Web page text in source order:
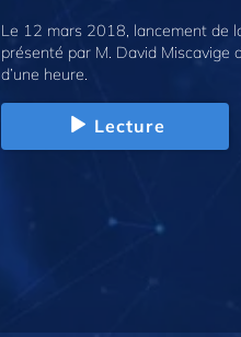
Le 12 mars 2018, lancement de
présenté par M. David Miscavige
d’une heure.
Lecture